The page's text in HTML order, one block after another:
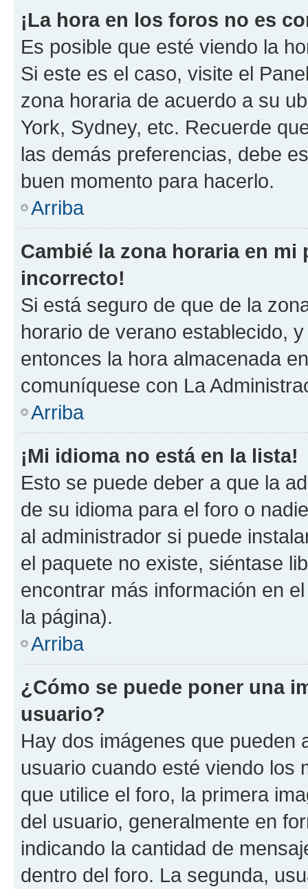
¡La hora en los foros no es
Es posible que esté viendo la
Si este es el caso, visite el
zona horaria de acuerdo a su
York, Sydney, etc. Recuerde
las demás preferencias, debe
buen momento para hacerlo.
Arriba
Cambié la zona horaria en
incorrecto!
Si está seguro de que de la
horario de verano establecido,
entonces la hora almacenada
comuníquese con La
Arriba
¡Mi idioma no está en la lista!
Esto se puede deber a que la
de su idioma para el foro o
al administrador si puede
el paquete no existe, siéntase
encontrar más información en
la página).
Arriba
¿Cómo se puede poner una
usuario?
Hay dos imágenes que pueden
usuario cuando esté viendo los
que utilice el foro, la primera
del usuario, generalmente en
indicando la cantidad de
dentro del foro. La segunda,